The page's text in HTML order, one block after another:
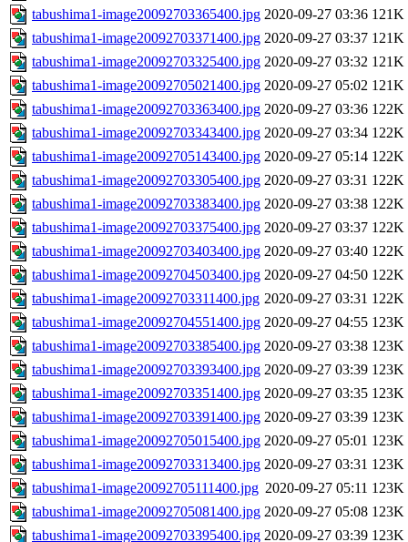
tabushima1-image20092703365400.jpg 2020-09-27 03:36 121K
tabushima1-image20092703371400.jpg 2020-09-27 03:37 121K
tabushima1-image20092703325400.jpg 2020-09-27 03:32 121K
tabushima1-image20092705021400.jpg 2020-09-27 05:02 121K
tabushima1-image20092703363400.jpg 2020-09-27 03:36 122K
tabushima1-image20092703343400.jpg 2020-09-27 03:34 122K
tabushima1-image20092705143400.jpg 2020-09-27 05:14 122K
tabushima1-image20092703305400.jpg 2020-09-27 03:31 122K
tabushima1-image20092703383400.jpg 2020-09-27 03:38 122K
tabushima1-image20092703375400.jpg 2020-09-27 03:37 122K
tabushima1-image20092703403400.jpg 2020-09-27 03:40 122K
tabushima1-image20092704503400.jpg 2020-09-27 04:50 122K
tabushima1-image20092703311400.jpg 2020-09-27 03:31 122K
tabushima1-image20092704551400.jpg 2020-09-27 04:55 123K
tabushima1-image20092703385400.jpg 2020-09-27 03:38 123K
tabushima1-image20092703393400.jpg 2020-09-27 03:39 123K
tabushima1-image20092703351400.jpg 2020-09-27 03:35 123K
tabushima1-image20092703391400.jpg 2020-09-27 03:39 123K
tabushima1-image20092705015400.jpg 2020-09-27 05:01 123K
tabushima1-image20092703313400.jpg 2020-09-27 03:31 123K
tabushima1-image20092705111400.jpg 2020-09-27 05:11 123K
tabushima1-image20092705081400.jpg 2020-09-27 05:08 123K
tabushima1-image20092703395400.jpg 2020-09-27 03:39 123K